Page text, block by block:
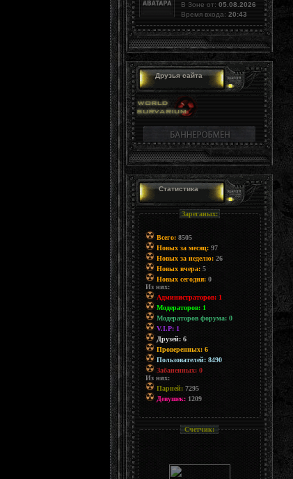
В Зоне от: 05.08.2026
Время входа: 20:43
Друзья сайта
Статистика
Зареганых:
Всего:8505
Новых за месяц:97
Новых за неделю:26
Новых вчера:5
Новых сегодня:0
Из них:
Администраторов: 1
Модераторов: 1
Модераторов форума: 0
V.I.P: 1
Друзей: 6
Проверенных: 6
Пользователей: 8490
Забаненных: 0
Из них:
Парней:7295
Девушек:1209
Счетчик: